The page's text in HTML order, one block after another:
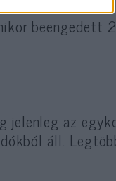
beengedett
az
áll.